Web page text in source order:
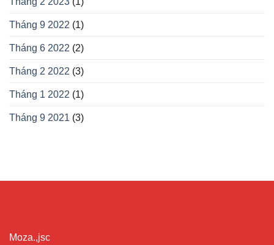
Tháng 9 2022 (1)
Tháng 6 2022 (2)
Tháng 2 2022 (3)
Tháng 1 2022 (1)
Tháng 9 2021 (3)
Moza.,jsc